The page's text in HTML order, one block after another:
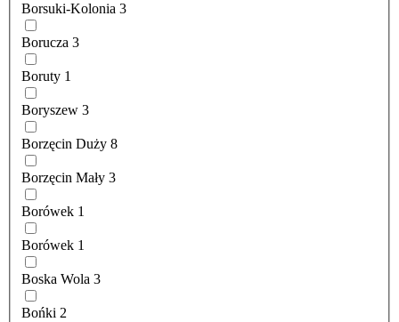
Borsuki-Kolonia 3
Borucza 3
Boruty 1
Boryszew 3
Borzęcin Duży 8
Borzęcin Mały 3
Borówek 1
Borówek 1
Boska Wola 3
Bońki 2